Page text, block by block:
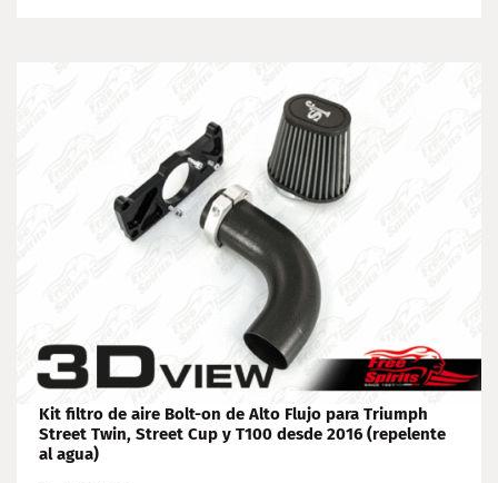
Kit filtro de aire Bolt-on de Alto Flujo para Triumph
Street Twin, Street Cup y T100 desde 2016 (repelente
al agua)